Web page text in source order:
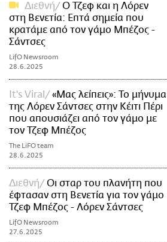
Διεθνή
Ο Τζεφ και η Λόρεν
στη Βενετία: Επτά σημεία που
κρατάμε από τον γάμο Μπέζος -
Σάντσες
LifO Newsroom
28.6.2025
It's Viral
«Μας λείπεις»: Το μήνυμα
της Λόρεν Σάντσες στην Κέιτι Πέρι
που απουσιάζει από τον γάμο με
τον Τζεφ Μπέζος
The LiFO team
28.6.2025
Διεθνή
Οι σταρ του πλανήτη που
έφτασαν στη Βενετία για τον γάμο
Τζεφ Μπέζος - Λόρεν Σάντσες
LifO Newsroom
27.6.2025